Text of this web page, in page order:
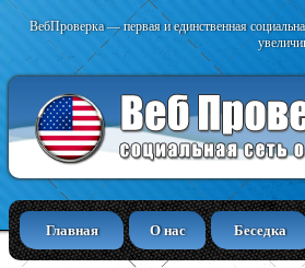
ВебПроверка — первая и единственная
Главная О нас Беседка